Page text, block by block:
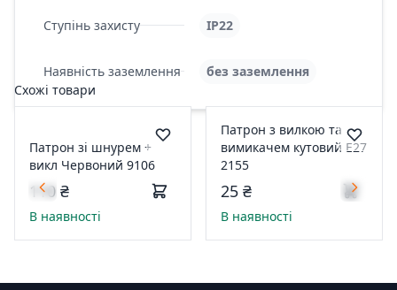
Ступінь захисту IP22
Наявність заземлення
без заземлення
Схожі товари
Патрон зі шнурем +
викл Червоний 9106
110 ₴
В наявності
Патрон з вилкою та
вимикачем кутовий Е27
2155
25 ₴
В наявності